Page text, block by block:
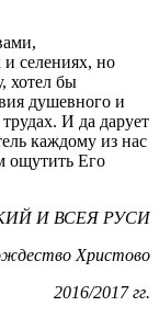
селениях, но
хотел бы
душевного и
И да дарует
каждому из нас
ощутить Его
И ВСЕЯ РУСИ
Христово
2016/2017 гг.